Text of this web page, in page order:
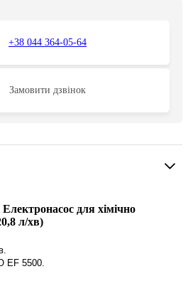
+38 044 364-05-64
Замовити дзвінок
для хімічно
л/хв)
EF 5500.